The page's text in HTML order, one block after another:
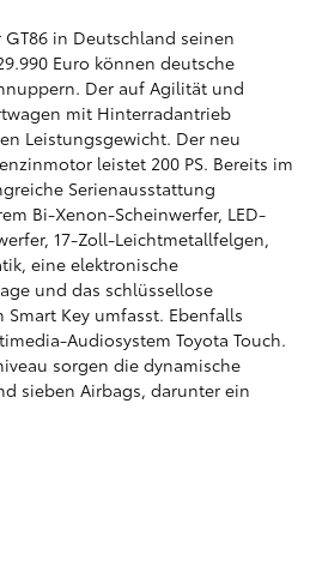
in Deutschland seinen
Euro können deutsche
Der auf Agilität und
mit Hinterradantrieb
Leistungsgewicht. Der neu
leistet 200 PS. Bereits im
Serienausstattung
Bi-Xenon-Scheinwerfer, LED-
17-Zoll-Leichtmetallfelgen,
eine elektronische
und das schlüssellose
Key umfasst. Ebenfalls
Audiosystem Toyota Touch.
sorgen die dynamische
sieben Airbags, darunter ein